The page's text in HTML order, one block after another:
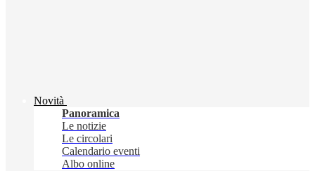
Novità
Panoramica
Le notizie
Le circolari
Calendario eventi
Albo online